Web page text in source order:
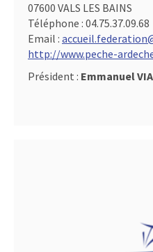
07600 VALS LES BAINS
Téléphone : 04.75.37.09.68
Email :
http://www.peche-
Président : Emmanuel